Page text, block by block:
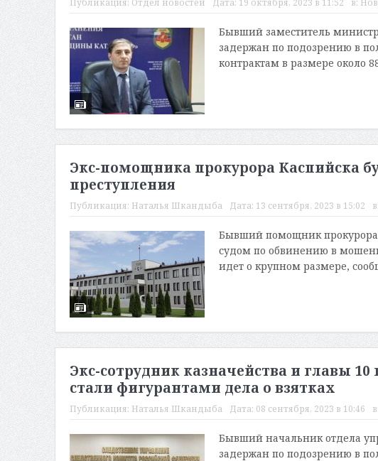
Бывший заместитель
задержан по подозрению в
контрактам в размере около
Экс-помощника прокурора Каспийска
преступления
Публикация: Наталья Шкандыба Дата: 13 сентября, 2023 в 15:02 в:
Бывший помощник прокурора
судом по обвинению в
идет о крупном размере,
Экс-сотрудник казначейства и главы
стали фигурантами дела о взятках
Публикация: Наталья Шкандыба Дата: 08 сентября, 2023 в 10:46 в:
Бывший начальник отдела
задержан по подозрению в